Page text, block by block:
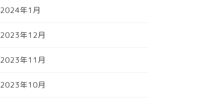
2024年1月
2023年12月
2023年11月
2023年10月